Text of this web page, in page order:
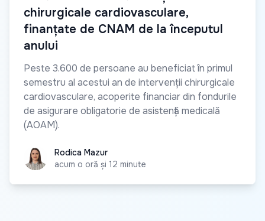
chirurgicale cardiovasculare,
finanțate de CNAM de la începutul
anului
Peste 3.600 de persoane au beneficiat în primul
semestru al acestui an de intervenții chirurgicale
cardiovasculare, acoperite financiar din fondurile
de asigurare obligatorie de asistență medicală
(AOAM).
Rodica MazurRodica Mazur
acum o oră și 12 minute